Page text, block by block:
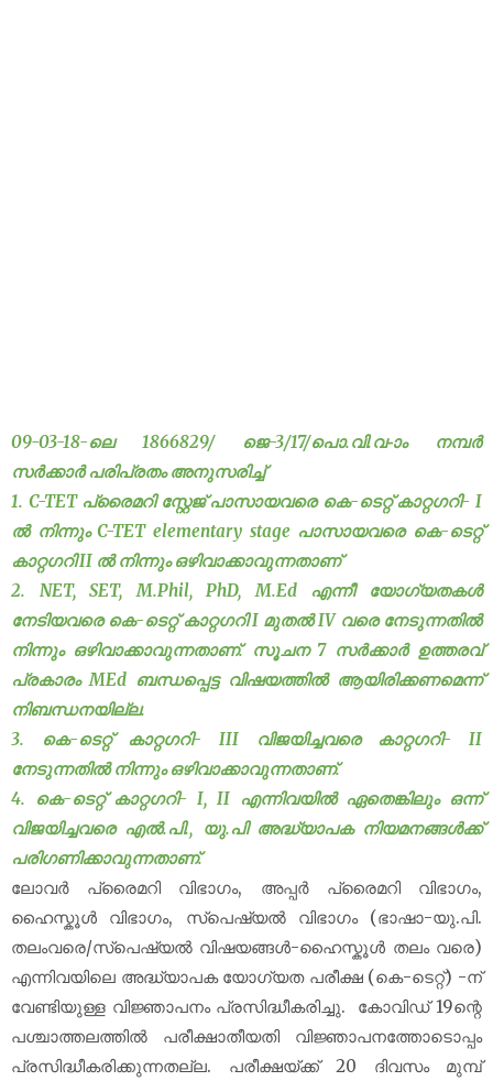
09-03-18-ലെ 1866829/ ജെ-3/17/പൊ.വി.വ-ാം നമ്പർ
സർക്കാർ പരിപ്രതം അനുസരിച്ച്
1. C-TET പ്രൈമറി സ്റ്റേജ് പാസായവരെ കെ-ടെറ്റ് കാറ്റഗറി- I
ൽ നിന്നും C-TET elementary stage പാസായവരെ കെ-ടെറ്റ്
കാറ്റഗറി II ൽ നിന്നും ഒഴിവാക്കാവുന്നതാണ്
2. NET, SET, M.Phil, PhD, M.Ed എന്നീ യോഗ്യതകൾ
നേടിയവരെ കെ-ടെറ്റ് കാറ്റഗറി I മുതൽ IV വരെ നേടുന്നതിൽ
നിന്നും ഒഴിവാക്കാവുന്നതാണ്. സൂചന 7 സർക്കാർ ഉത്തരവ്
പ്രകാരം MEd ബന്ധപ്പെട്ട വിഷയത്തിൽ ആയിരിക്കണമെന്ന്
നിബന്ധനയില്ല.
3. കെ-ടെറ്റ് കാറ്റഗറി- III വിജയിച്ചവരെ കാറ്റഗറി- II
നേടുന്നതിൽ നിന്നും ഒഴിവാക്കാവുന്നതാണ്.
4. കെ-ടെറ്റ് കാറ്റഗറി- I, II എന്നിവയിൽ ഏതെങ്കിലും ഒന്ന്
വിജയിച്ചവരെ എൽ.പി., യു.പി അദ്ധ്യാപക നിയമനങ്ങൾക്ക്
പരിഗണിക്കാവുന്നതാണ്.
ലോവർ പ്രൈമറി വിഭാഗം, അപ്പര്‍ പ്രൈമറി വിഭാഗം,
ഹൈസ്കൂള്‍ വിഭാഗം, സ്പെഷ്യല്‍ വിഭാഗം (ഭാഷാ-യു.പി.
തലംവരെ/സ്പെഷ്യല്‍ വിഷയങ്ങള്‍-ഹൈസ്കൂള്‍ തലം വരെ)
എന്നിവയിലെ അദ്ധ്യാപക യോഗ്യത പരീക്ഷ (കെ-ടെറ്റ്) -ന്
വേണ്ടിയുള്ള വിജ്ഞാപനം പ്രസിദ്ധീകരിച്ചു. കോവിഡ് 19ന്റെ
പശ്ചാത്തലത്തില്‍ പരീക്ഷാതീയതി വിജ്ഞാപനത്തോടൊപ്പം
പ്രസിദ്ധീകരിക്കുന്നതല്ല. പരീക്ഷയ്ക്ക് 20 ദിവസം മുമ്പ്